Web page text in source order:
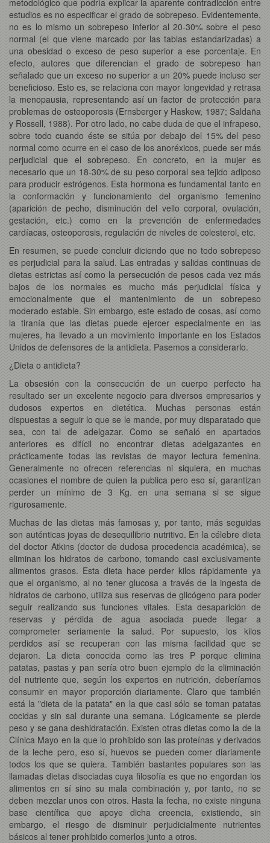
estudios es no especificar el grado de sobrepeso. Evidentemente,
no es lo mismo un sobrepeso inferior al 20-30% sobre el peso
normal (el que viene marcado por las tablas estandarizadas) a
una obesidad o exceso de peso superior a ese porcentaje. En
efecto, autores que diferencian el grado de sobrepeso han
señalado que un exceso no superior a un 20% puede incluso ser
beneficioso. Esto es, se relaciona con mayor longevidad y retrasa
la menopausia, representando así un factor de protección para
problemas de osteoporosis (Ernsberger y Haskew, 1987; Saldaña
y Rossell, 1988). Por otro lado, no cabe duda de que el infrapeso,
sobre todo cuando éste se sitúa por debajo del 15% del peso
normal como ocurre en el caso de los anoréxicos, puede ser más
perjudicial que el sobrepeso. En concreto, en la mujer es
necesario que un 18-30% de su peso corporal sea tejido adiposo
para producir estrógenos. Esta hormona es fundamental tanto en
la conformación y funcionamiento del organismo femenino
(aparición de pecho, disminución del vello corporal, ovulación,
gestación, etc.) como en la prevención de enfermedades
cardíacas, osteoporosis, regulación de niveles de colesterol, etc.
En resumen, se puede concluir diciendo que no todo sobrepeso
es perjudicial para la salud. Las entradas y salidas continuas de
dietas estrictas así como la persecución de pesos cada vez más
bajos de los normales es mucho más perjudicial física y
emocionalmente que el mantenimiento de un sobrepeso
moderado estable. Sin embargo, este estado de cosas, así como
la tiranía que las dietas puede ejercer especialmente en las
mujeres, ha llevado a un movimiento importante en los Estados
Unidos de defensores de la antidieta. Pasemos a considerarlo.
¿Dieta o antidieta?
La obsesión con la consecución de un cuerpo perfecto ha
resultado ser un excelente negocio para diversos empresarios y
dudosos expertos en dietética. Muchas personas están
dispuestas a seguir lo que se le mande, por muy disparatado que
sea, con tal de adelgazar. Como se señaló en apartados
anteriores es difícil no encontrar dietas adelgazantes en
prácticamente todas las revistas de mayor lectura femenina.
Generalmente no ofrecen referencias ni siquiera, en muchas
ocasiones el nombre de quien la publica pero eso sí, garantizan
perder un mínimo de 3 Kg. en una semana si se sigue
rigurosamente.
Muchas de las dietas más famosas y, por tanto, más seguidas
son auténticas joyas de desequilibrio nutritivo. En la célebre dieta
del doctor Atkins (doctor de dudosa procedencia académica), se
eliminan los hidratos de carbono, tomando casi exclusivamente
alimentos grasos. Esta dieta hace perder kilos rápidamente ya
que el organismo, al no tener glucosa a través de la ingesta de
hidratos de carbono, utiliza sus reservas de glicógeno para poder
seguir realizando sus funciones vitales. Esta desaparición de
reservas y pérdida de agua asociada puede llegar a
comprometer seriamente la salud. Por supuesto, los kilos
perdidos así se recuperan con las misma facilidad que se
dejaron. La dieta conocida como las tres P porque elimina
patatas, pastas y pan sería otro buen ejemplo de la eliminación
del nutriente que, según los expertos en nutrición, deberíamos
consumir en mayor proporción diariamente. Claro que también
está la "dieta de la patata" en la que casi sólo se toman patatas
cocidas y sin sal durante una semana. Lógicamente se pierde
peso y se gana deshidratación. Existen otras dietas como la de la
Clínica Mayo en la que lo prohibido son las proteínas y derivados
de la leche pero, eso sí, huevos se pueden comer diariamente
todos los que se quiera. También bastantes populares son las
llamadas dietas disociadas cuya filosofía es que no engordan los
alimentos en sí sino su mala combinación y, por tanto, no se
deben mezclar unos con otros. Hasta la fecha, no existe ninguna
base científica que apoye dicha creencia, existiendo, sin
embargo, el riesgo de disminuir perjudicialmente nutrientes
básicos al tener prohibido comerlos junto a otros.